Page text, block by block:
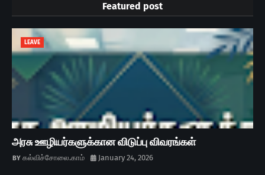
Featured post
LEAVE
அரசு ஊழியர்களுக்கான விடுப்பு விவரங்கள்
கல்விச்சோலை.காம் January 24, 2026